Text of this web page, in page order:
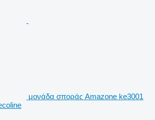
μονάδα σποράς Amazone ke3001